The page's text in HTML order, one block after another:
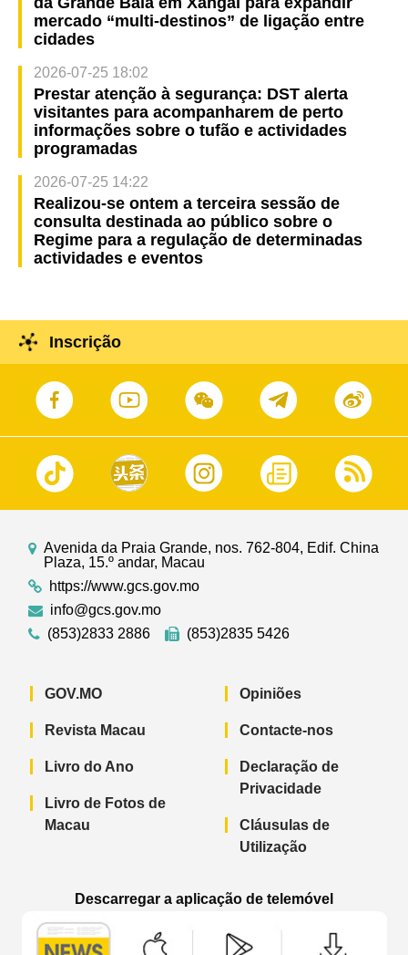
mercado “multi-destinos” de ligação entre
cidades
2026-07-25 18:02
Prestar atenção à segurança: DST alerta
visitantes para acompanharem de perto
informações sobre o tufão e actividades
programadas
2026-07-25 14:22
Realizou-se ontem a terceira sessão de
consulta destinada ao público sobre o
Regime para a regulação de determinadas
actividades e eventos
Inscrição
Avenida da Praia Grande, nos. 762-804, Edif. China
Plaza, 15.º andar, Macau
https://www.gcs.gov.mo
info@gcs.gov.mo
(853)2833 2886
(853)2835 5426
GOV.MO
Revista Macau
Livro do Ano
Livro de Fotos de
Macau
Opiniões
Contacte-nos
Declaração de
Privacidade
Cláusulas de
Utilização
Descarregar a aplicação de telemóvel